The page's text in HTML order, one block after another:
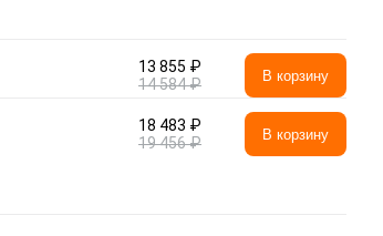
13 855 ₽
14 584 ₽
В корзину
18 483 ₽
19 456 ₽
В корзину